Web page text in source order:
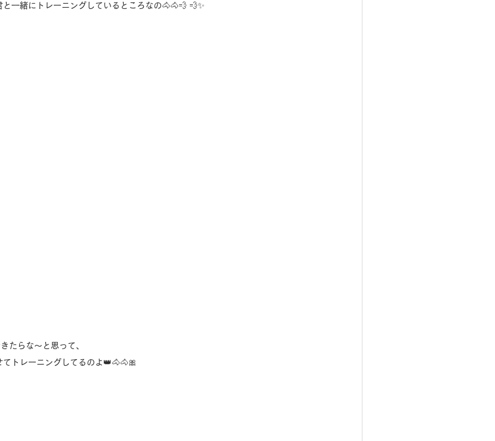
一緒にトレーニングしているところなの🐴🐴💨 💨✨
たらな〜と思って、
トレーニングしてるのよ👑🐴🐴🎀